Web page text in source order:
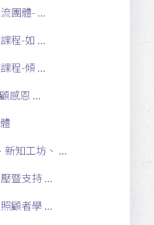
團體- ...
程-如 ...
程-傾 ...
感恩 ...
新知工坊、 ...
暨支持 ...
顧者學 ...